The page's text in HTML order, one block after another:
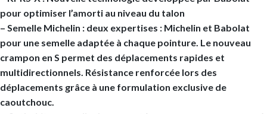
pour optimiser l’amorti au niveau du talon
– Semelle Michelin : deux expertises : Michelin et Babolat
pour une semelle adaptée à chaque pointure. Le nouveau
crampon en S permet des déplacements rapides et
multidirectionnels. Résistance renforcée lors des
déplacements grâce à une formulation exclusive de
caoutchouc.